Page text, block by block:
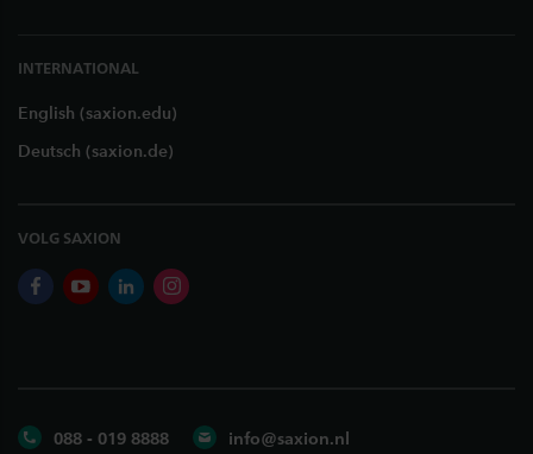
INTERNATIONAL
English (saxion.edu)
Deutsch (saxion.de)
VOLG SAXION
facebookyoutubelinkedininstagram
088 - 019 8888 info@saxion.nl